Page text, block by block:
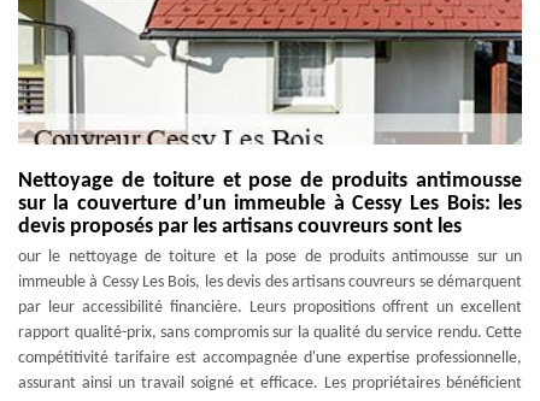
Nettoyage de toiture et pose de produits antimousse
sur la couverture d’un immeuble à Cessy Les Bois: les
devis proposés par les artisans couvreurs sont les
our le nettoyage de toiture et la pose de produits antimousse sur un
immeuble à Cessy Les Bois, les devis des artisans couvreurs se démarquent
par leur accessibilité financière. Leurs propositions offrent un excellent
rapport qualité-prix, sans compromis sur la qualité du service rendu. Cette
compétitivité tarifaire est accompagnée d'une expertise professionnelle,
assurant ainsi un travail soigné et efficace. Les propriétaires bénéficient